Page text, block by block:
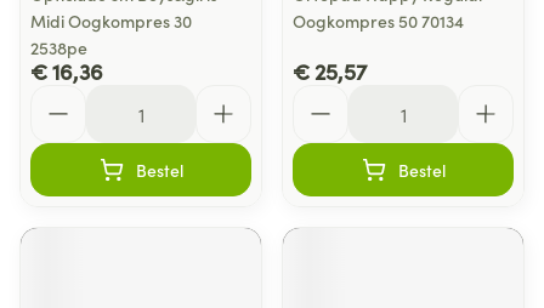
Midi Oogkompres 30
2538pe
€ 16,36
Bestel
Oogkompres 50 70134
€ 25,57
Bestel